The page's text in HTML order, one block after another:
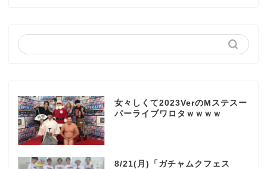
女々しくて2023VerのMステスー
パーライブワロタｗｗｗｗ
8/21(月)「ガチャムクフェス